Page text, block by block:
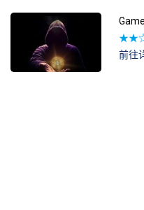
前往